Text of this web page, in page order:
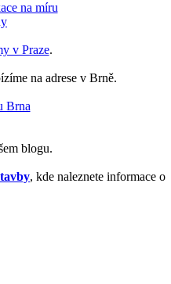
na míru
v Praze.
na adrese v Brně.
Brna
blogu.
, kde naleznete informace o